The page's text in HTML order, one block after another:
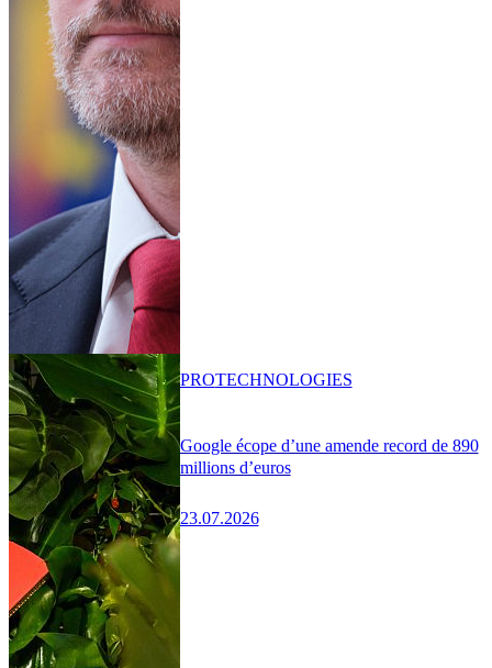
Google écope d’une amende record de 890
millions d’euros
23.07.2026
PROTECHNOLOGIES